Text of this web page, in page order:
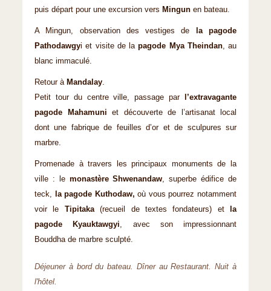
puis départ pour une excursion vers Mingun en bateau.
A Mingun, observation des vestiges de
la pagode
Pathodawgyi et visite de lapagode Mya Theindan, au
blanc imma­culé.
Retour à Mandalay.
Petit tour du centre ville, passage parl’extravagante
pagode Mahamuni et découverte de l’artisanat local
dont une fabrique de feuilles d’or et de sculpures sur
marbre.
Promenade à travers les principaux monuments de la
ville : le monastère Shwenandaw, superbe édifice de
teck,
la pagode Kuthodaw, où vous pourrez notam­ment
voir le Tipitaka(recueil de textes fondateurs) et
la
pagode Kyauktawgyi, avec son impressionnant
Bouddha de marbre sculpté.
Déjeuner à bord du bateau. Dîner au Restaurant. Nuit à
l'hôtel.